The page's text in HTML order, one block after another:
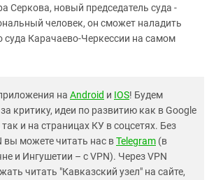
Серкова, новый председатель суда -
человек, он сможет наладить
суда Карачаево-Черкессии на самом
на Android и IOS! Будем
критику, идеи по развитию как в Google
и на страницах КУ в соцсетях. Без
вы можете читать нас вTelegram (в
и Ингушетии – с VPN). Через VPN
читать "Кавказский узел" на сайте,